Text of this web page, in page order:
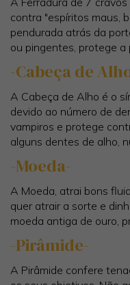
contra "espíritos maus,
pendurada atrás da
ou pingentes, protege a
-Cabeça de
A Cabeça de Alho é o
devido ao número de
vampiros e protege
alguns dentes de alho,
-Moeda-
A Moeda, atrai bons
quer atrair a sorte e
moeda antiga de ouro,
-Pirâmide-
A Pirâmide confere